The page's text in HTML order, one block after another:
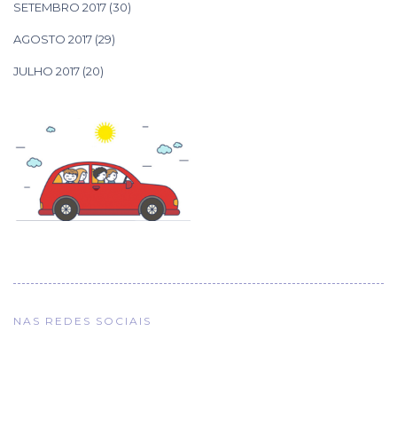
SETEMBRO 2017 (30)
AGOSTO 2017 (29)
JULHO 2017 (20)
NAS REDES SOCIAIS